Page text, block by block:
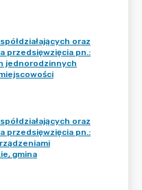
oraz
przedsięwzięcia pn.:
jednorodzinnych
oraz
przedsięwzięcia pn.:
gmina